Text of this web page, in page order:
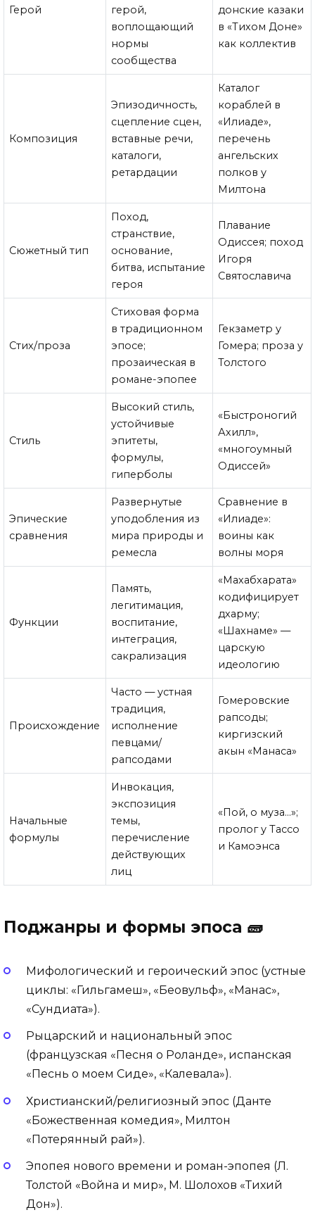
Герой
герой,
воплощающий
нормы
сообщества
донские казаки
в «Тихом Доне»
как коллектив
Композиция
Эпизодичность,
сцепление сцен,
вставные речи,
каталоги,
ретардации
Каталог
кораблей в
«Илиаде»,
перечень
ангельских
полков у
Милтона
Сюжетный тип
Поход,
странствие,
основание,
битва, испытание
героя
Плавание
Одиссея; поход
Игоря
Святославича
Стих/проза
Стиховая форма
в традиционном
эпосе;
прозаическая в
романе-эпопее
Гекзаметр у
Гомера; проза у
Толстого
Стиль
Высокий стиль,
устойчивые
эпитеты,
формулы,
гиперболы
«Быстроногий
Ахилл»,
«многоумный
Одиссей»
Эпические
сравнения
Развернутые
уподобления из
мира природы и
ремесла
Сравнение в
«Илиаде»:
воины как
волны моря
Функции
Память,
легитимация,
воспитание,
интеграция,
сакрализация
«Махабхарата»
кодифицирует
дхарму;
«Шахнаме» —
царскую
идеологию
Происхождение
Часто — устная
традиция,
исполнение
певцами/
рапсодами
Гомеровские
рапсоды;
киргизский
акын «Манаса»
Начальные
формулы
Инвокация,
экспозиция
темы,
перечисление
действующих
лиц
«Пой, о муза…»;
пролог у Тассо
и Камоэнса
Поджанры и формы эпоса 🧱
Мифологический и героический эпос (устные
циклы: «Гильгамеш», «Беовульф», «Манас»,
«Сундиата»).
Рыцарский и национальный эпос
(французская «Песня о Роланде», испанская
«Песнь о моем Сиде», «Калевала»).
Христианский/религиозный эпос (Данте
«Божественная комедия», Милтон
«Потерянный рай»).
Эпопея нового времени и роман-эпопея (Л.
Толстой «Война и мир», М. Шолохов «Тихий
Дон»).